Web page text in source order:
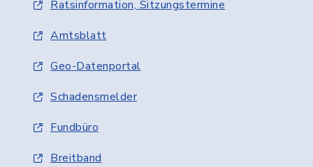
Ratsinformation, Sitzungstermine
Amtsblatt
Geo-Datenportal
Schadensmelder
Fundbüro
Breitband